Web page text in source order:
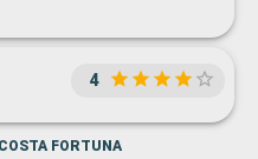
4
FORTUNA